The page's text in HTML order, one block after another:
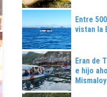
Entre
vistan la
Eran de
e hijo